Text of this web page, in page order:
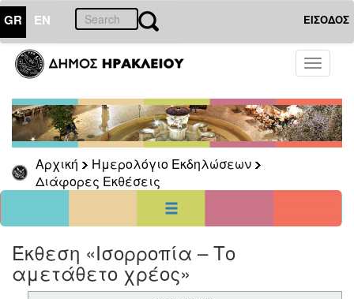
GR EN ΕΙΣΟΔΟΣ
Toggle
Αρχική
Ημερολόγιο Εκδηλώσεων
Διάφορες Εκθέσεις
01Νοέμβριος
2022
Κυρ Δευ Τρι Τετ Πεμ Παρ Σαβ
1 2 3 4
5
13
14 15 16 17 18
19
20
21 22 23 24 25
26
ΗΜΕΡΟΛΟΓΙΟ
ΕΚΔΗΛΩΣΕΩΝ
Διάφορες
Έκθεση «Ισορροπία – Το
αμετάθετο χρέος»